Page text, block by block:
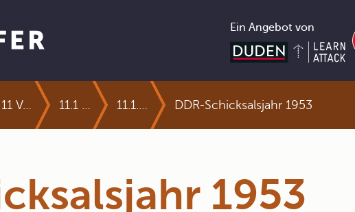
Ein Angebot von
11 Von der Teilung zur Wiedervereinigung DDR-Schicksalsjahr 1953
1953